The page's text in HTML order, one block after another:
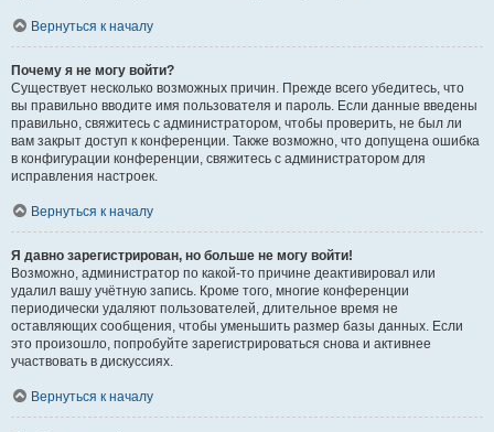
Вернуться к началу
Почему я не могу войти?
Существует несколько возможных причин. Прежде всего убедитесь, что
вы правильно вводите имя пользователя и пароль. Если данные введены
правильно, свяжитесь с администратором, чтобы проверить, не был ли
вам закрыт доступ к конференции. Также возможно, что допущена ошибка
в конфигурации конференции, свяжитесь с администратором для
исправления настроек.
Вернуться к началу
Я давно зарегистрирован, но больше не могу войти!
Возможно, администратор по какой-то причине деактивировал или
удалил вашу учётную запись. Кроме того, многие конференции
периодически удаляют пользователей, длительное время не
оставляющих сообщения, чтобы уменьшить размер базы данных. Если
это произошло, попробуйте зарегистрироваться снова и активнее
участвовать в дискуссиях.
Вернуться к началу